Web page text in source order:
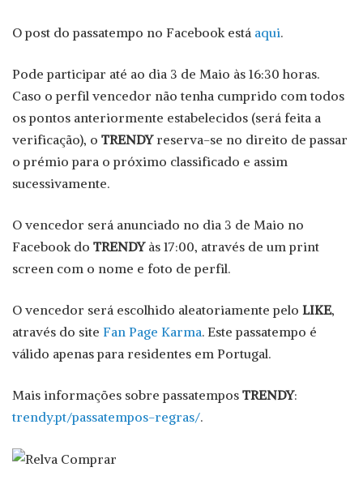
O post do passatempo no Facebook está aqui.
Pode participar até ao dia 3 de Maio às 16:30 horas.
Caso o perfil vencedor não tenha cumprido com todos
os pontos anteriormente estabelecidos (será feita a
verificação), o TRENDYreserva-se no direito de passar
o prémio para o próximo classificado e assim
sucessivamente.
O vencedor será anunciado no dia 3 de Maio no
Facebook do TRENDYàs 17:00, através de um print
screen com o nome e foto de perfil.
O vencedor será escolhido aleatoriamente pelo LIKE,
através do site Fan Page Karma. Este passatempo é
válido apenas para residentes em Portugal.
Mais informações sobre passatempos TRENDY:
trendy.pt/passatempos-regras/.